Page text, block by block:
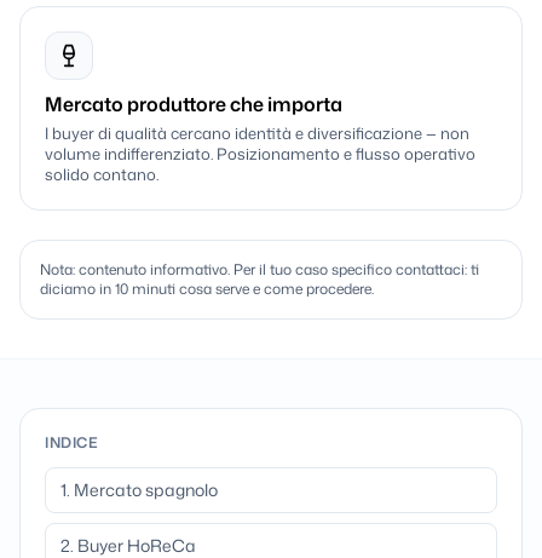
Mercato produttore che importa
I buyer di qualità cercano identità e diversificazione — non
volume indifferenziato. Posizionamento e flusso operativo
solido contano.
Nota: contenuto informativo. Per il tuo caso specifico contattaci: ti
diciamo in 10 minuti cosa serve e come procedere.
INDICE
1. Mercato spagnolo
2. Buyer HoReCa